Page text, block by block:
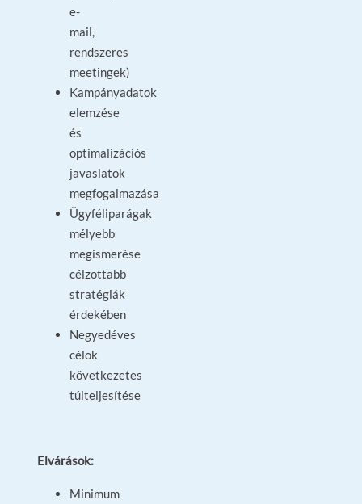
e-
mail,
rendszeres
meetingek)
Kampányadatok
elemzése
és
optimalizációs
javaslatok
megfogalmazása
Ügyféliparágak
mélyebb
megismerése
célzottabb
stratégiák
érdekében
Negyedéves
célok
következetes
túlteljesítése
Elvárások:
Minimum